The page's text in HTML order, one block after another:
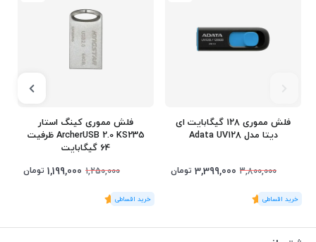
فلش مموری 128 گیگابایت ای
دیتا مدل Adata UV128
3,800,000
3,399,000 تومان
(1رای)
5
فلش مموری کینگ استار
ArcherUSB 2.0 KS235 ظرفیت
64 گیگابایت
1,250,000
1,199,000 تومان
(1رای)
5